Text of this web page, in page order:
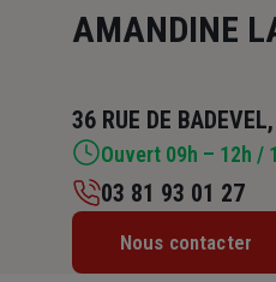
AMANDINE
36 RUE DE
Mardi : 09h – 12h /
03 81 93 01 27
Nous contacter